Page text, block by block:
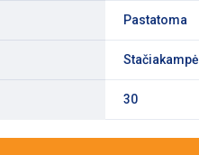
Pastatoma
Stačiakampė
30